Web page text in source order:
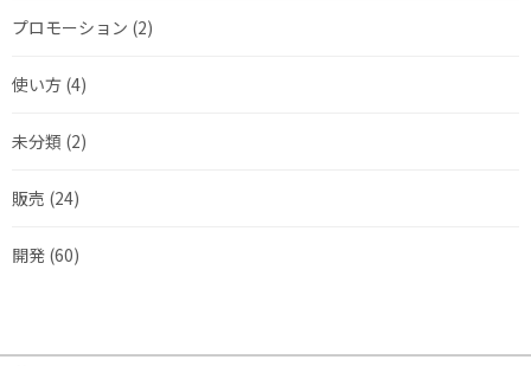
プロモーション (2)
使い方 (4)
未分類 (2)
販売 (24)
開発 (60)